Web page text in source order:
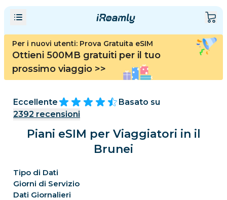
Per i nuovi utenti: Prova Gratuita eSIM
Ottieni 500MB gratuiti per il tuo
prossimo viaggio >>
Eccellente
Basato su
2392 recensioni
Piani eSIM per Viaggiatori in il
Brunei
Tipo di Dati
Giorni di Servizio
Dati Giornalieri